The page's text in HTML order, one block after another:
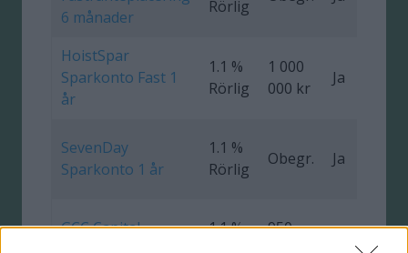
6 månader
Rörlig
HoistSpar
Sparkonto Fast 1
år
1.1 %
Rörlig
1 000
000 kr
Ja
SevenDay
Sparkonto 1 år
1.1 %
Rörlig
Obegr. Ja
GCC Capital
1.1 %
950